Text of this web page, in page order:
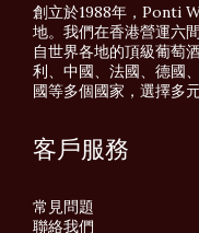
創立於1988年，Ponti
地。我們在香港營運六
自世界各地的頂級葡萄
利、中國、法國、德國
國等多個國家，選擇多元
客戶服務
常見問題
聯絡我們